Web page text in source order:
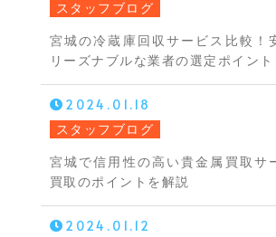
スタッフブログ
宮城の冷蔵庫回収サービス比較！
リーズナブルな業者の選定ポイント
2024.01.18
スタッフブログ
宮城で信用性の高い貴金属買取サ
買取のポイントを解説
2024.01.12